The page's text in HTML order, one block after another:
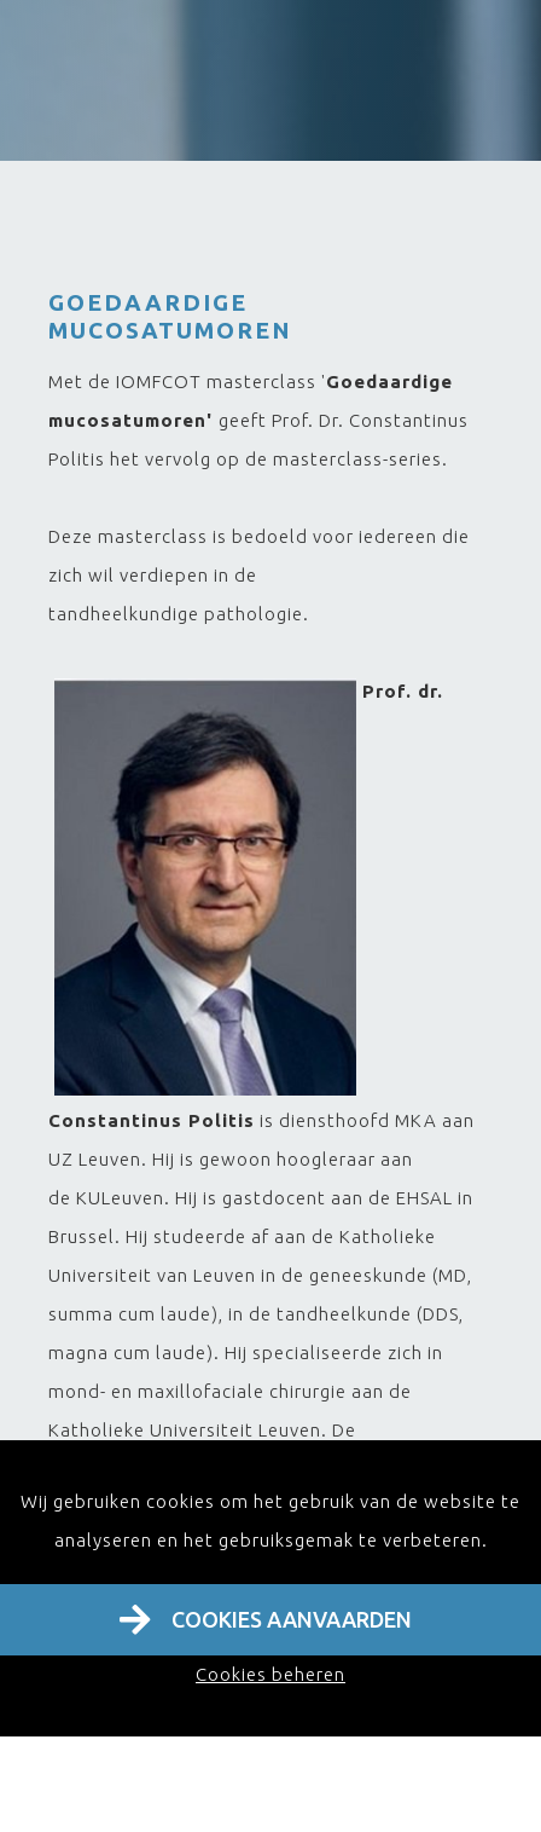
Wij gebruiken cookies om het gebruik van de website te
analyseren en het gebruiksgemak te verbeteren.
COOKIES AANVAARDEN
Cookies beheren
GOEDAARDIGE
MUCOSATUMOREN
Met de IOMFCOT masterclass 'Goedaardige
mucosatumoren' geeft Prof. Dr. Constantinus
Politis het vervolg op de masterclass-series.
Deze masterclass is bedoeld voor iedereen die
zich wil verdiepen in de
tandheelkundige pathologie.
Prof. dr.
Constantinus Politis is diensthoofd MKA aan
UZ Leuven. Hij is gewoon hoogleraar aan
de KULeuven. Hij is gastdocent aan de EHSAL in
Brussel. Hij studeerde af aan de Katholieke
Universiteit van Leuven in de geneeskunde (MD,
summa cum laude), in de tandheelkunde (DDS,
magna cum laude). Hij specialiseerde zich in
mond- en maxillofaciale chirurgie aan de
Katholieke Universiteit Leuven. De
in Arnhem (Stoelinga), Aken (Koberg),
Kopenhagen (Pinborg), Göteborg (Bränemark), en
San Francisco (Marx). Hij bekleedt een
ereprofessoraat aan de Vierde Medische Militaire
Universiteit van Xi'an, China. Hij behaalde ook
Toegepaste Economische Wetenschappen aan